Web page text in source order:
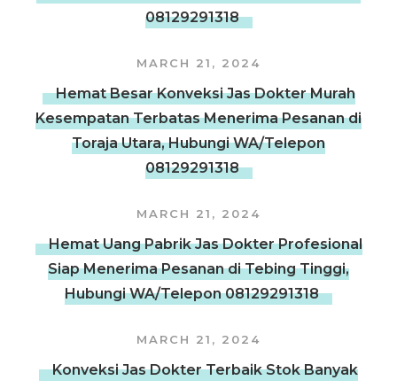
08129291318
MARCH 21, 2024
Hemat Besar Konveksi Jas Dokter Murah
Kesempatan Terbatas Menerima Pesanan di
Toraja Utara, Hubungi WA/Telepon
08129291318
MARCH 21, 2024
Hemat Uang Pabrik Jas Dokter Profesional
Siap Menerima Pesanan di Tebing Tinggi,
Hubungi WA/Telepon 08129291318
MARCH 21, 2024
Konveksi Jas Dokter Terbaik Stok Banyak